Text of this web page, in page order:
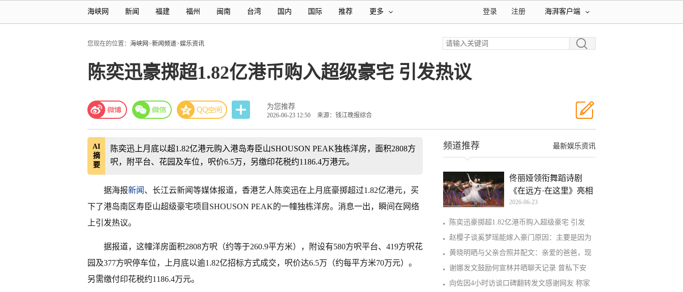
海峡网 新闻 福建 福州 闽南 台湾 国内 国际 推荐 更多 海湃客户端
注册
登录
您现在的位置： 海峡网>新闻频道>娱乐资讯
陈奕迅豪掷超1.82亿港币购入超级豪宅 引发热议
为您推荐
2026-06-23 12:50 来源：钱江晚报综合
AI
摘
要
陈奕迅上月底以超1.82亿港元购入港岛寿臣山SHOUSON PEAK独栋洋房，面积2808方
呎，附平台、花园及车位，呎价6.5万，另缴印花税约1186.4万港元。
据海报新闻 、长江云新闻等媒体报道，香港艺人陈奕迅在上月底豪掷超过1.82亿港元，买
下了港岛南区寿臣山超级豪宅项目SHOUSON PEAK的一幢独栋洋房。消息一出，瞬间在网络
上引发热议。
据报道，这幢洋房面积2808方呎（约等于260.9平方米），附设有580方呎平台、419方呎花
园及377方呎停车位，上月底以逾1.82亿招标方式成交，呎价达6.5万（约每平方米70万元）。
另需缴付印花税约1186.4万元。
最新娱乐资讯
频道推荐
佟丽娅领衔舞蹈诗剧
《在远方·在这里》亮相
厦
2026-06-23
陈奕迅豪掷超1.82亿港币购入超级豪宅 引发
赵樱子谈奚梦瑶能嫁入豪门原因：主要是因为
黄晓明晒与父亲合照并配文：亲爱的爸爸，现
谢娜发文鼓励何宣林并晒聊天记录 曾私下安
向佐因4小时访谈口碑翻转发文感谢网友 称家